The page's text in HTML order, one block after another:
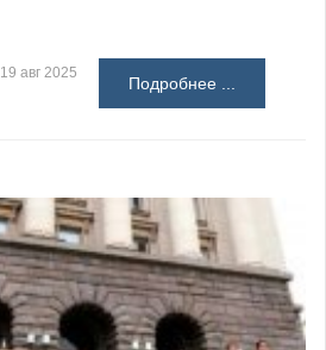
19 авг 2025
Подробнее ...